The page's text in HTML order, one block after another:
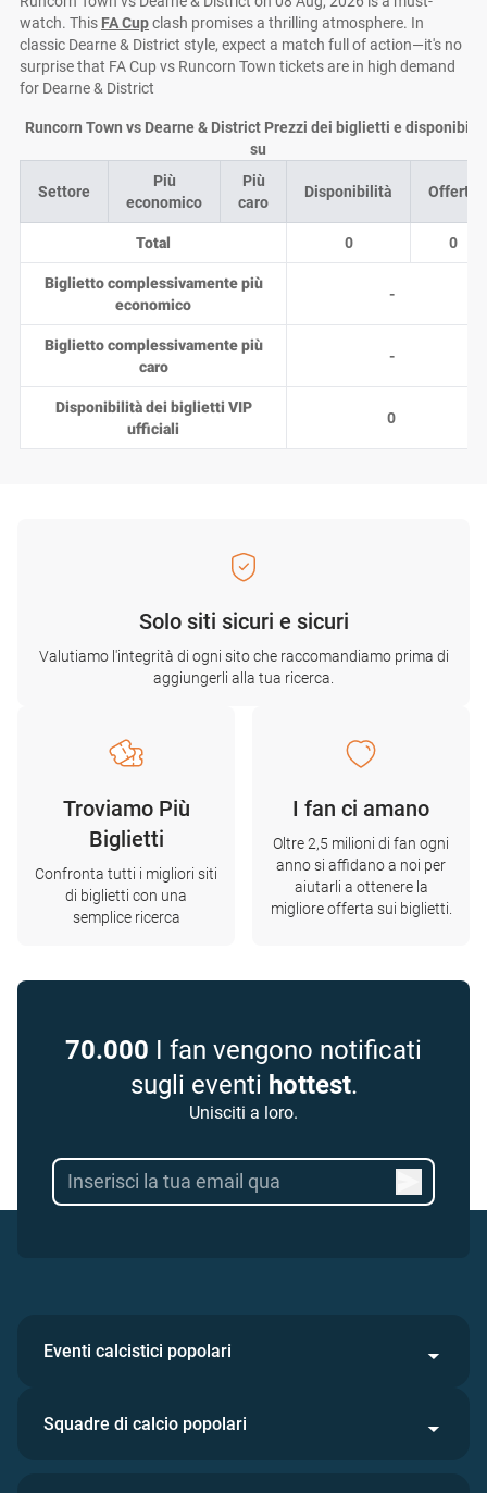
watch. This FA Cupclash promises a thrilling atmosphere. In
classic Dearne & District style, expect a match full of action—it's no
surprise that FA Cup vs Runcorn Town tickets are in high demand
for Dearne & District
Settore
Più
economico
Più
caro
Disponibilità Offerte
Total 0 0
Biglietto complessivamente più
economico
-
Biglietto complessivamente più
caro
-
Disponibilità dei biglietti VIP
ufficiali
0
Runcorn Town vs Dearne & District Prezzi dei biglietti e
su
Solo siti sicuri e sicuri
Valutiamo l'integrità di ogni sito che raccomandiamo prima di
aggiungerli alla tua ricerca.
Troviamo Più
Biglietti
Confronta tutti i migliori siti
di biglietti con una
semplice ricerca
I fan ci amano
Oltre 2,5 milioni di fan ogni
anno si affidano a noi per
aiutarli a ottenere la
migliore offerta sui biglietti.
70.000 I fan vengono notificati
sugli eventi hottest.
Unisciti a loro.
Eventi calcistici popolari
Squadre di calcio popolari